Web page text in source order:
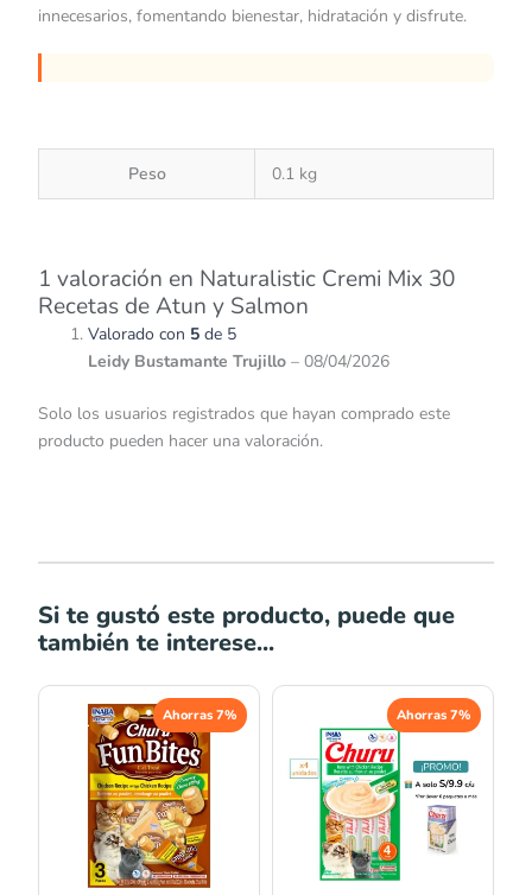
innecesarios, fomentando bienestar, hidratación y disfrute.
Peso 0.1 kg
1 valoración en Naturalistic Cremi Mix 30
Recetas de Atun y Salmon
Valorado con 5 de 5
Leidy Bustamante Trujillo – 08/04/2026
Solo los usuarios registrados que hayan comprado este
producto pueden hacer una valoración.
Si te gustó este producto, puede que
también te interese...
Ahorras 7%
precio
original
era:
S/16.90.
El
precio
actual
es:
S/15.72.
Ahorras 7%